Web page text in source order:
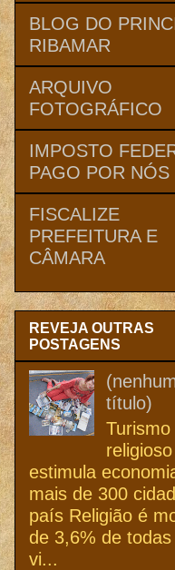
BLOG DO
RIBAMAR
ARQUIVO
FOTOGRÁFICO
IMPOSTO
PAGO POR NÓS
FISCALIZE
PREFEITURA E
CÂMARA
REVEJA OUTRAS
POSTAGENS
título)
Turismo
religioso
estimula
mais de 300
país Religião é
de 3,6% de
vi...